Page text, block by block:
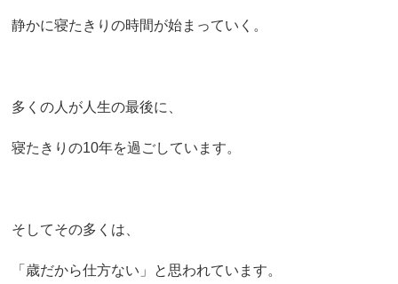
静かに寝たきりの時間が始まっていく。
多くの人が人生の最後に、
寝たきりの10年を過ごしています。
そしてその多くは、
「歳だから仕方ない」と思われています。